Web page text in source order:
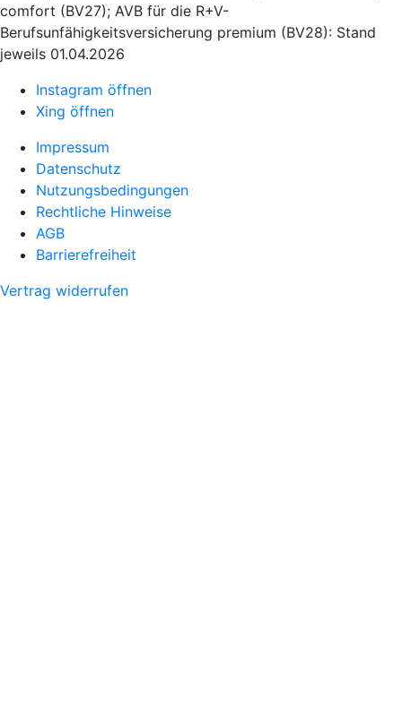
comfort (BV27); AVB für die R+V-
Berufsunfähigkeitsversicherung premium (BV28): Stand
jeweils 01.04.2026
Instagram öffnen
Xing öffnen
Impressum
Datenschutz
Nutzungsbedingungen
Rechtliche Hinweise
AGB
Barrierefreiheit
Vertrag widerrufen